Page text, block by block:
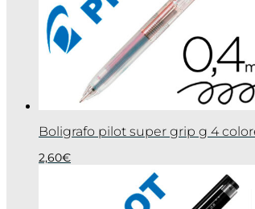
Boligrafo pilot super grip g 4
2,60€